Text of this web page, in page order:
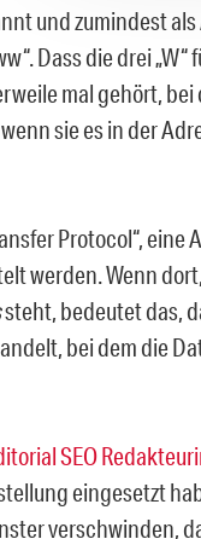
und zumindest
Dass die drei „W“
mal gehört, bei
sie es in der
Protocol“, eine
werden. Wenn
steht, bedeutet das,
bei dem die
SEO
eingesetzt
verschwinden,